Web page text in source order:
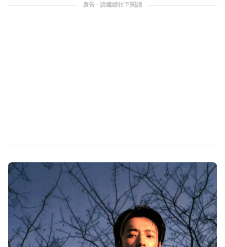
廣告 - 請繼續往下閱讀